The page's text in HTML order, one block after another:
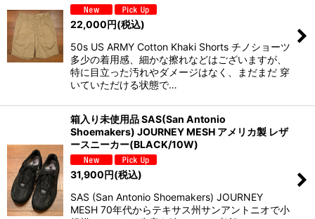
22,000円(税込)
50s US ARMY Cotton Khaki Shorts チノショーツ
多少の着用感、細かな擦れなどはございますが、
特に目立った汚れやダメージはなく、まだまだ 穿
いていただける状態で…
箱入り未使用品 SAS(San Antonio
Shoemakers) JOURNEY MESH アメリカ製 レザ
ースニーカー(BLACK/10W)
31,900円(税込)
SAS (San Antonio Shoemakers) JOURNEY
MESH 70年代からテキサス州サンアントニオで小